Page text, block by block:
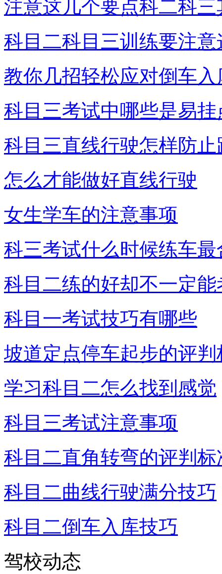
注意这几个要点科二科
科目二科目三训练要注意
教你几招轻松应对倒车入
科目三考试中哪些是易挂
科目三直线行驶怎样防止
怎么才能做好直线行驶
女生学车的注意事项
科三考试什么时候练车最
科目二练的好却不一定能
科目一考试技巧有哪些
坡道定点停车起步的评
学习科目二怎么找到感觉
科目三考试注意事项
科目二直角转弯的评判
科目二曲线行驶满分技巧
科目二倒车入库技巧
驾校动态